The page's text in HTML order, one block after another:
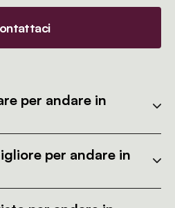
per andare in
per andare in